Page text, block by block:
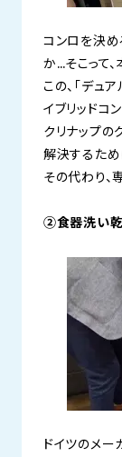
コンロを決め
か…そこって
この、「デュ
イブリッドコ
クリナップ
解決するため
その代わり、
②食器洗い乾
ドイツのメー